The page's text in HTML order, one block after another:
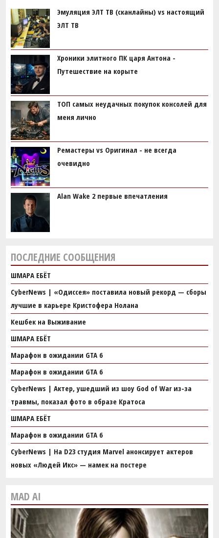
Эмуляция ЭЛТ ТВ (сканлайны) vs настоящий
ЭЛТ ТВ
Хроники элитного ПК царя Антона -
Путешествие на корыте
ТОП самых неудачных покупок консолей для
меня лично
Ремастеры vs Оригинал - не всегда
очевидно
Alan Wake 2 первые впечатления
ПОСЛЕДНИЕ СООБЩЕНИЯ
ШМАРА ЕБЁТ
CyberNews | «Одиссея» поставила новый рекорд — сборы
лучшие в карьере Кристофера Нолана
Кешбек на Выживание
ШМАРА ЕБЁТ
Марафон в ожидании GTA 6
Марафон в ожидании GTA 6
CyberNews | Актер, ушедший из шоу God of War из-за
травмы, показал фото в образе Кратоса
ШМАРА ЕБЁТ
Марафон в ожидании GTA 6
CyberNews | На D23 студия Marvel анонсирует актеров
новых «Людей Икс» — намек на постере
MAD AI